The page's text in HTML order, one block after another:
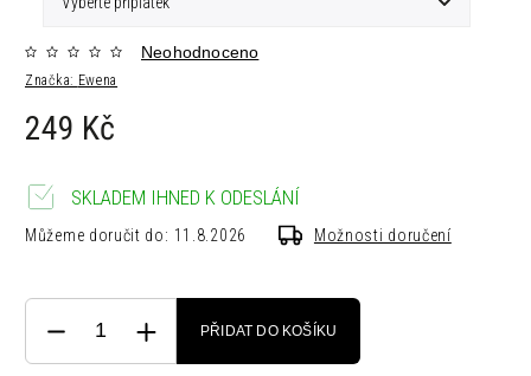
Značka: Ewena
Neohodnoceno
249 Kč
SKLADEM IHNED K ODESLÁNÍ
Můžeme doručit do: 11.8.2026 Možnosti doručení
PŘIDAT DO KOŠÍKU